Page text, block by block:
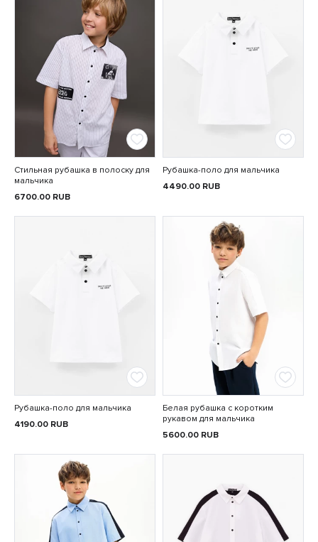
Стильная рубашка в полоску для
мальчика
6700.00 RUB
Рубашка-поло для мальчика
4490.00 RUB
Рубашка-поло для мальчика
4190.00 RUB
Белая рубашка с коротким
рукавом для мальчика
5600.00 RUB